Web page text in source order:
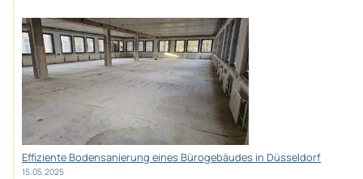
Effiziente Bodensanierung eines Bürogebäudes in Düsseldorf
15.05.2025